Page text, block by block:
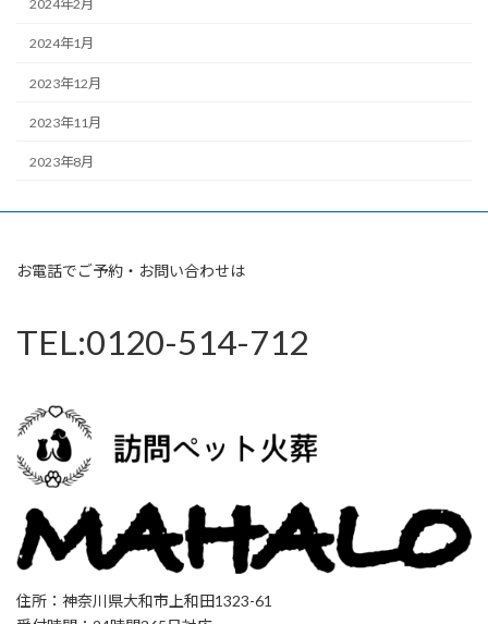
2024年2月
2024年1月
2023年12月
2023年11月
2023年8月
お電話でご予約・お問い合わせは
TEL:0120-514-712
住所：神奈川県大和市上和田1323-61